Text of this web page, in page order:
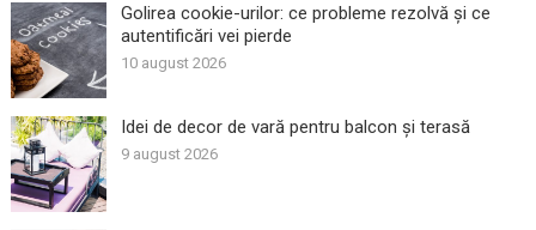
Golirea cookie-urilor: ce probleme rezolvă și ce
autentificări vei pierde
10 august 2026
Idei de decor de vară pentru balcon și terasă
9 august 2026